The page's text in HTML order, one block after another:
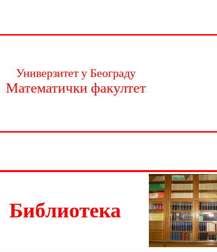
Универзитет у Београду
Математички факултет
Библиотека